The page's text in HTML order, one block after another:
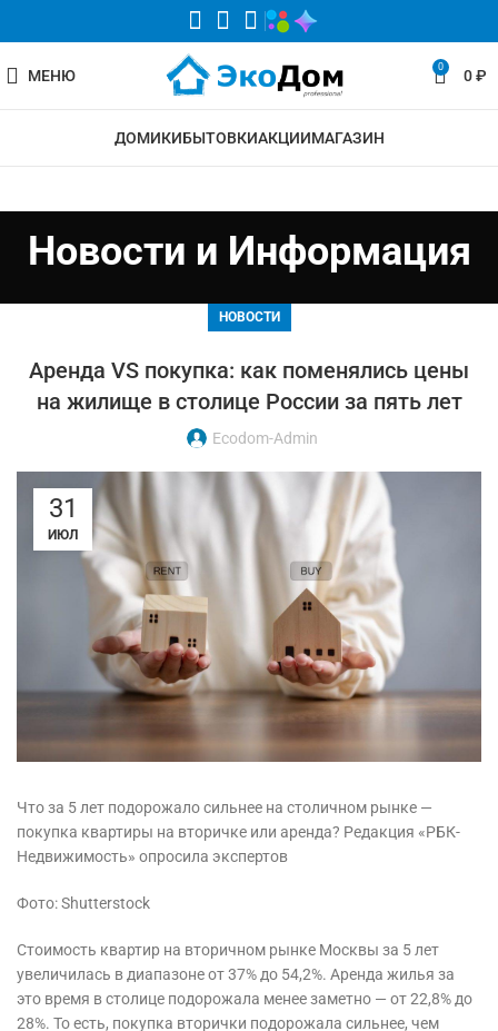
МЕНЮ 0 0₽
ДОМИКИБЫТОВКИАКЦИИМАГАЗИН
Новости и Информация
НОВОСТИ
Аренда VS покупка: как поменялись цены
на жилище в столице России за пять лет
Ecodom-Admin
31
ИЮЛ
Что за 5 лет подорожало сильнее на столичном рынке —
покупка квартиры на вторичке или аренда? Редакция «РБК-
Недвижимость» опросила экспертов
Фото: Shutterstock
Стоимость квартир на вторичном рынке Москвы за 5 лет
увеличилась в диапазоне от 37% до 54,2%. Аренда жилья за
это время в столице подорожала менее заметно — от 22,8% до
28%. То есть, покупка вторички подорожала сильнее, чем